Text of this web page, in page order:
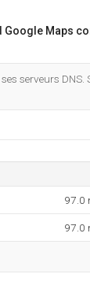
Google Maps
serveurs DNS.
97.0
97.0